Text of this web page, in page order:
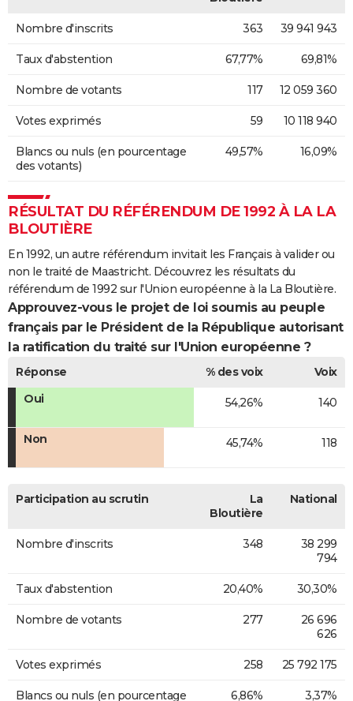
Nombre d'inscrits 363 39 941 943
Taux d'abstention 67,77% 69,81%
Nombre de votants 117 12 059 360
Votes exprimés 59 10 118 940
Blancs ou nuls (en pourcentage
des votants)
49,57% 16,09%
RÉSULTAT DU RÉFÉRENDUM DE 1992 À LA LA
BLOUTIÈRE
En 1992, un autre référendum invitait les Français à valider ou
non le traité de Maastricht. Découvrez les résultats du
référendum de 1992 sur l'Union européenne à la La Bloutière.
Approuvez-vous le projet de loi soumis au peuple
français par le Président de la République autorisant
la ratification du traité sur l'Union européenne ?
Réponse % des voix
Voix
Oui
54,26% 140
Non 45,74% 118
Participation au scrutin
La
Bloutière
National
Nombre d'inscrits 348
38 299
794
Taux d'abstention 20,40% 30,30%
Nombre de votants 277
26 696
626
Votes exprimés 258 25 792 175
Blancs ou nuls (en pourcentage
6,86% 3,37%